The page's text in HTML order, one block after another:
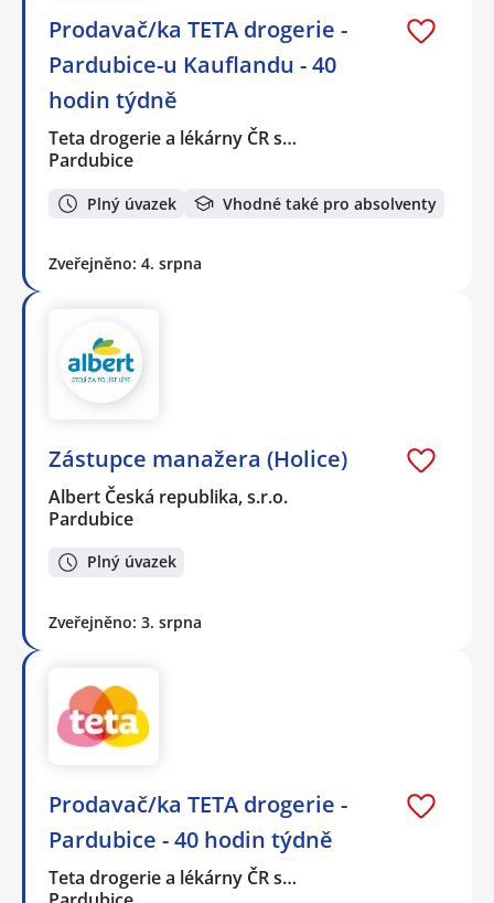
Prodavač/ka TETA drogerie -
Pardubice-u Kauflandu - 40
hodin týdně
Teta drogerie a lékárny ČR s…
Pardubice
Plný úvazek Vhodné také pro absolventy
Zveřejněno: 4. srpna
Zástupce manažera (Holice)
Albert Česká republika, s.r.o.
Pardubice
Plný úvazek
Zveřejněno: 3. srpna
Prodavač/ka TETA drogerie -
Pardubice - 40 hodin týdně
Teta drogerie a lékárny ČR s…